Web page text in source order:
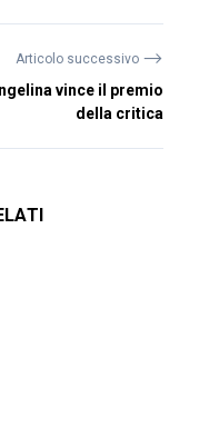
Articolo successivo ⟶
vince il premio
della critica